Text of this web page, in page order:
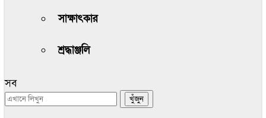
সাক্ষাৎকার
শ্রদ্ধাঞ্জলি
সব